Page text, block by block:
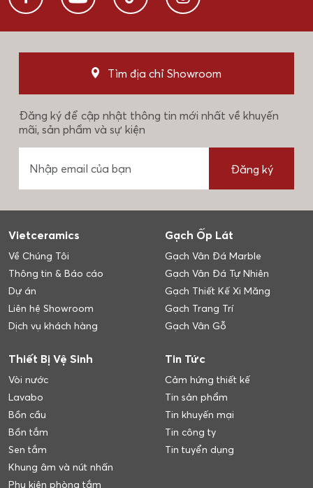
Tìm địa chỉ Showroom
Đăng ký để cập nhật thông tin mới nhất về khuyến
mãi, sản phẩm và sự kiện
Đăng ký
Vietceramics
Về Chúng Tôi
Thông tin & Báo cáo
Dự án
Liên hệ Showroom
Dịch vụ khách hàng
Gạch Ốp Lát
Gạch Vân Đá Marble
Gạch Vân Đá Tự Nhiên
Gạch Thiết Kế Xi Măng
Gạch Trang Trí
Gạch Vân Gỗ
Thiết Bị Vệ Sinh
Vòi nước
Lavabo
Bồn cầu
Bồn tắm
Sen tắm
Khung âm và nút nhấn
Phụ kiện phòng tắm
Tin Tức
Cảm hứng thiết kế
Tin sản phẩm
Tin khuyến mại
Tin công ty
Tin tuyển dụng